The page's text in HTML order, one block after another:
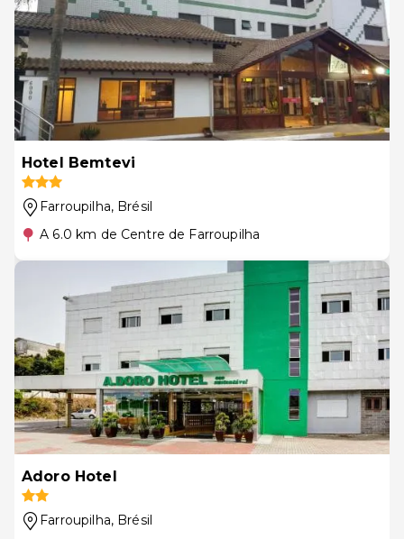
Hotel Bemtevi
Farroupilha, Brésil
A 6.0 km de Centre de Farroupilha
Adoro Hotel
Farroupilha, Brésil